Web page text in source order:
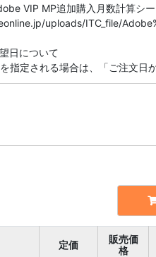
VIP MP追加購入月数計算シ
uploads/ITC_file/
日について
指定される場合は、「ご注文日
定価
販売価
格